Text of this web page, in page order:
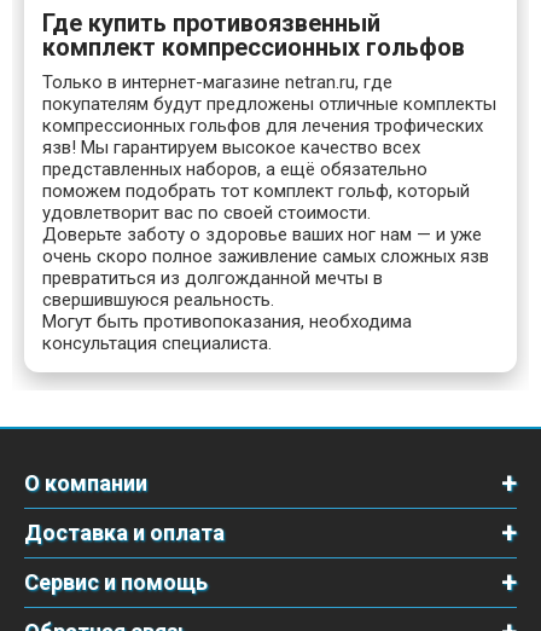
Где купить противоязвенный
комплект компрессионных гольфов
Только в интернет-магазине netran.ru, где
покупателям будут предложены отличные комплекты
компрессионных гольфов для лечения трофических
язв! Мы гарантируем высокое качество всех
представленных наборов, а ещё обязательно
поможем подобрать тот комплект гольф, который
удовлетворит вас по своей стоимости.
Доверьте заботу о здоровье ваших ног нам — и уже
очень скоро полное заживление самых сложных язв
превратиться из долгожданной мечты в
свершившуюся реальность.
Могут быть противопоказания, необходима
консультация специалиста.
О компании
Доставка и оплата
Сервис и помощь